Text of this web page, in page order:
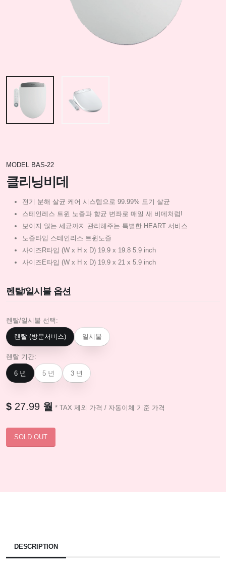
MODEL BAS-22
클리닝비데
전기 분해 살균 케어 시스템으로 99.99% 도기 살균
스테인레스 트윈 노즐과 향균 변좌로 매일 새 비데처럼!
보이지 않는 세균까지 관리해주는 특별한 HEART 서비스
노즐타입 스테인리스 트윈노즐
사이즈R타입 (W x H x D) 19.9 x 19.8 5.9 inch
사이즈E타입 (W x H x D) 19.9 x 21 x 5.9 inch
렌탈/일시불 옵션
렌탈/일시불 선택:
렌탈 (방문서비스) 일시불
렌탈 기간:
6 년 5 년 3 년
$ 27.99 월 * TAX 제외 가격 / 자동이체 기준 가격
DESCRIPTION